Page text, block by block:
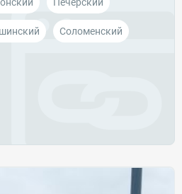
Печерский
Соломенский